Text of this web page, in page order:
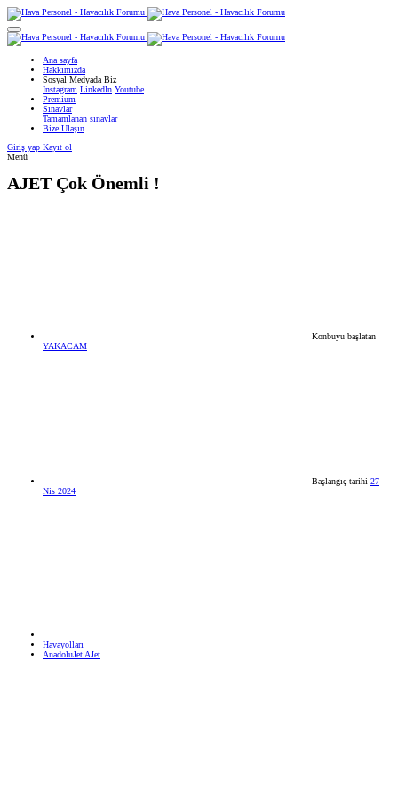
Ana sayfa
Hakkımızda
Sosyal Medyada Biz
Instagram LinkedIn Youtube
Premium
Sınavlar
Tamamlanan sınavlar
Bize Ulaşın
Giriş yap Kayıt ol
Menü
AJET Çok Önemli !
Konbuyu başlatan
YAKACAM
Başlangıç tarihi 27
Nis 2024
Havayolları
AnadoluJet AJet